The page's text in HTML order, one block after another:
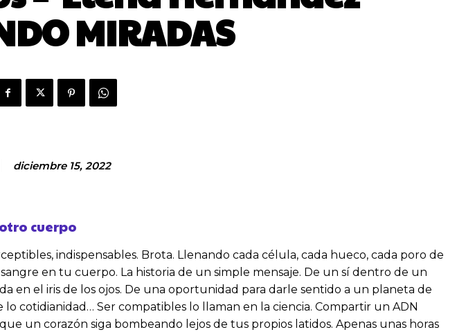
MIRADAS
diciembre 15, 2022
cuerpo
indispensables. Brota. Llenando cada célula, cada hueco, cada poro de
en tu cuerpo. La historia de un simple mensaje. De un sí dentro de un
en el iris de los ojos. De una oportunidad para darle sentido a un planeta de
cotidianidad… Ser compatibles lo llaman en la ciencia. Compartir un ADN
un corazón siga bombeando lejos de tus propios latidos. Apenas unas horas